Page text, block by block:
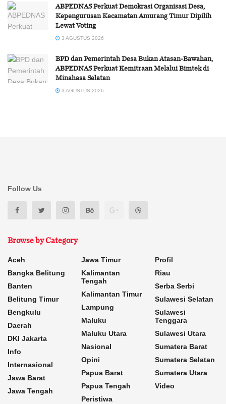
ABPEDNAS Perkuat Demokrasi Organisasi Desa,
Kepengurusan Kecamatan Amurang Timur Dipilih
Lewat Voting
3 AGUSTUS 2026
BPD dan Pemerintah Desa Bukan Atasan-Bawahan,
ABPEDNAS Perkuat Kemitraan Melalui Bimtek di
Minahasa Selatan
3 AGUSTUS 2026
Follow Us
Browse by Category
Aceh
Bangka Belitung
Banten
Belitung Timur
Bengkulu
Daerah
DKI Jakarta
Info
Internasional
Jawa Barat
Jawa Tengah
Jawa Timur
Kalimantan
Tengah
Kalimantan Timur
Lampung
Maluku
Maluku Utara
Nasional
Opini
Papua Barat
Papua Tengah
Peristiwa
Profil
Riau
Serba Serbi
Sulawesi Selatan
Sulawesi
Tenggara
Sulawesi Utara
Sumatera Barat
Sumatera Selatan
Sumatera Utara
Video